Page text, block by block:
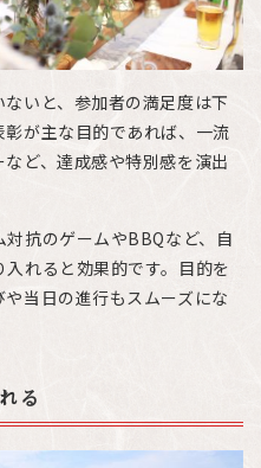
いと、参加者の満足度は下
が主な目的であれば、一流
ど、達成感や特別感を演出
抗のゲームやBBQなど、自
れると効果的です。目的を
当日の進行もスムーズにな
る